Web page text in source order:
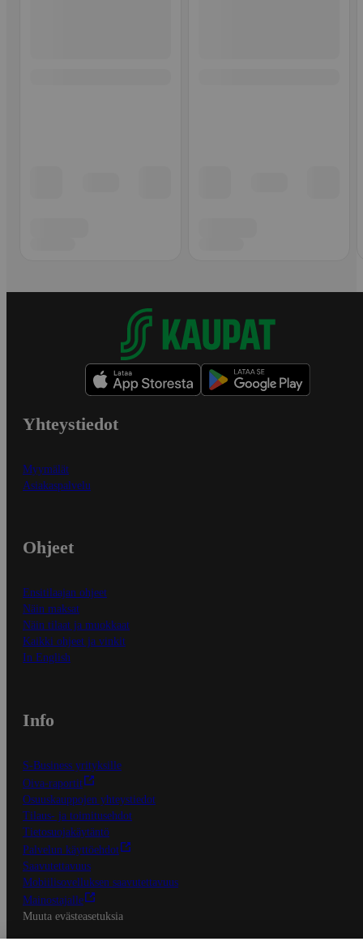
Yhteystiedot
Myymälät
Asiakaspalvelu
Ohjeet
Ensitilaajan ohjeet
Näin maksat
Näin tilaat ja muokkaat
Kaikki ohjeet ja vinkit
In English
Info
S-Business yrityksille
Oiva-raportit
Osuuskauppojen yhteystiedot
Tilaus- ja toimitusehdot
Tietosuojakäytäntö
Palvelun käyttöehdot
Saavutettavuus
Mobiilisovelluksen saavutettavuus
Mainostajalle
Muuta evästeasetuksia